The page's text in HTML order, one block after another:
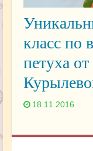
класс по
петуха
18.11.2016